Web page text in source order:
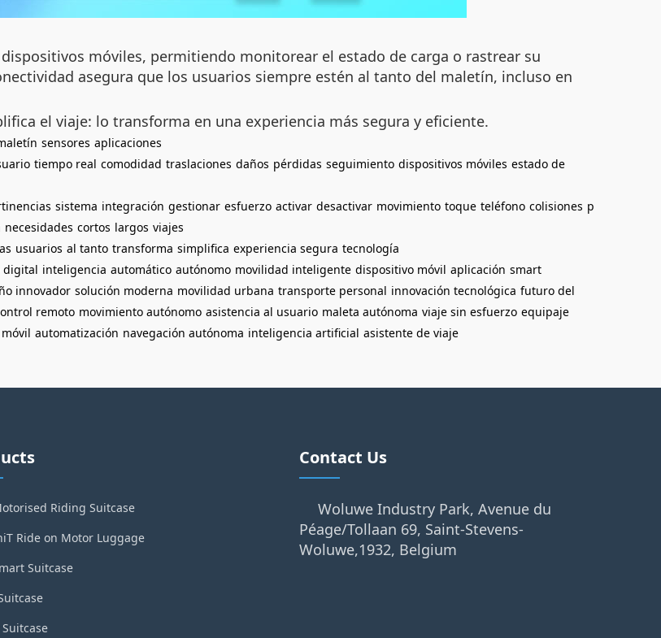
móviles, permitiendo monitorear el estado de carga o rastrear su
asegura que los usuarios siempre estén al tanto del maletín, incluso en
el viaje: lo transforma en una experiencia más segura y eficiente.
sensores aplicaciones
tiempo real comodidad traslaciones daños pérdidas seguimiento dispositivos móviles estado de
sistema integración gestionar esfuerzo activar desactivar movimiento toque teléfono colisiones p
necesidades cortos largos viajes
usuarios al tanto transforma simplifica experiencia segura tecnología
digital inteligencia automático autónomo movilidad inteligente dispositivo móvil aplicación smart
innovador solución moderna movilidad urbana transporte personal innovación tecnológica futuro del
remoto movimiento autónomo asistencia al usuario maleta autónoma viaje sin esfuerzo equipaje
automatización navegación autónoma inteligencia artificial asistente de viaje
Riding Suitcase
Ride on Motor Luggage
Suitcase
Contact Us
Woluwe Industry Park, Avenue du
Péage/Tollaan 69, Saint-Stevens-
Woluwe,1932, Belgium